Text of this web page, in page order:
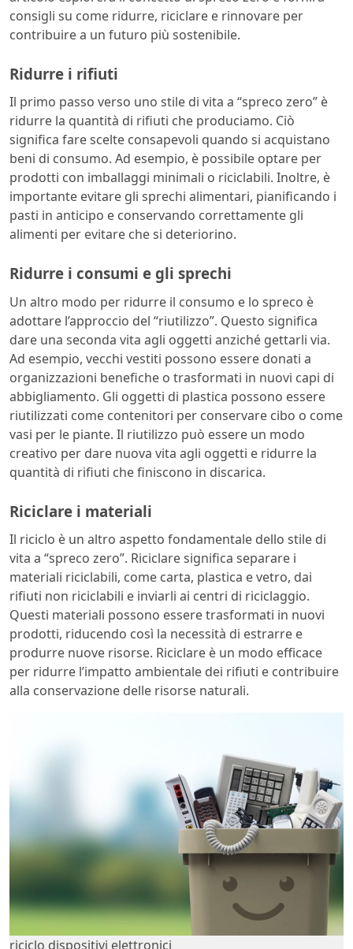
consigli su come ridurre, riciclare e rinnovare per
contribuire a un futuro più sostenibile.
Ridurre i rifiuti
Il primo passo verso uno stile di vita a “spreco zero” è
ridurre la quantità di rifiuti che produciamo. Ciò
significa fare scelte consapevoli quando si acquistano
beni di consumo. Ad esempio, è possibile optare per
prodotti con imballaggi minimali o riciclabili. Inoltre, è
importante evitare gli sprechi alimentari, pianificando i
pasti in anticipo e conservando correttamente gli
alimenti per evitare che si deteriorino.
Ridurre i consumi e gli sprechi
Un altro modo per ridurre il consumo e lo spreco è
adottare l’approccio del “riutilizzo”. Questo significa
dare una seconda vita agli oggetti anziché gettarli via.
Ad esempio, vecchi vestiti possono essere donati a
organizzazioni benefiche o trasformati in nuovi capi di
abbigliamento. Gli oggetti di plastica possono essere
riutilizzati come contenitori per conservare cibo o come
vasi per le piante. Il riutilizzo può essere un modo
creativo per dare nuova vita agli oggetti e ridurre la
quantità di rifiuti che finiscono in discarica.
Riciclare i materiali
Il riciclo è un altro aspetto fondamentale dello stile di
vita a “spreco zero”. Riciclare significa separare i
materiali riciclabili, come carta, plastica e vetro, dai
rifiuti non riciclabili e inviarli ai centri di riciclaggio.
Questi materiali possono essere trasformati in nuovi
prodotti, riducendo così la necessità di estrarre e
produrre nuove risorse. Riciclare è un modo efficace
per ridurre l’impatto ambientale dei rifiuti e contribuire
alla conservazione delle risorse naturali.
riciclo dispositivi elettronici